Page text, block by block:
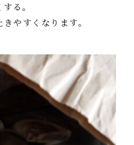
る。
やすくなります。